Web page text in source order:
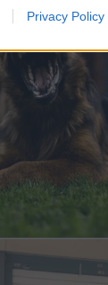
Privacy Policy